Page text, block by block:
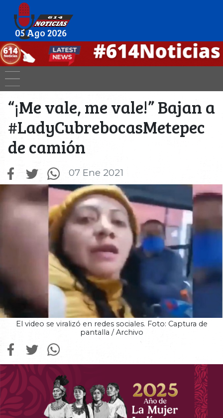
05 Ago 2026
“¡Me vale, me vale!” Bajan a
#LadyCubrebocasMetepec
de camión
07 Ene 2021
El video se viralizó en redes sociales. Foto: Captura de
pantalla / Archivo